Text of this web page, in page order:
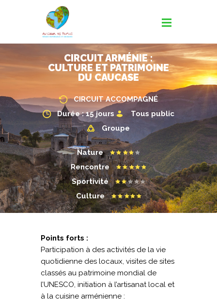
CIRCUIT ARMÉNIE :
CULTURE ET PATRIMOINE
DU CAUCASE
CIRCUIT ACCOMPAGNÉ
Durée : 15 jours
Tous public
Groupe
Nature
Rencontre
Sportivité
Culture
Points forts :
Participation à des activités de la vie
quotidienne des locaux, visites de sites
classés au patrimoine mondial de
l’UNESCO, initiation à l’artisanat local et
à la cuisine arménienne :